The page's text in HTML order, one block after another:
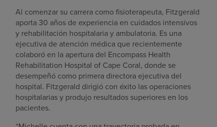
Al comenzar su carrera como fisioterapeuta, Fitzgerald
aporta 30 años de experiencia en cuidados intensivos
y rehabilitación hospitalaria y ambulatoria. Es una
ejecutiva de atención médica que recientemente
colaboró en la apertura del Encompass Health
Rehabilitation Hospital of Cape Coral, donde se
desempeñó como primera directora ejecutiva del
hospital. Fitzgerald dirigió con éxito las operaciones
hospitalarias y produjo resultados superiores en los
pacientes.